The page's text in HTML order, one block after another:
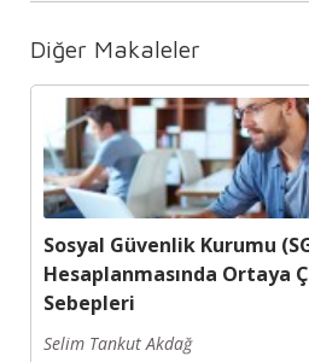
Diğer Makaleler
Sosyal Güvenlik Kurumu
Hesaplanmasında Ortaya
Sebepleri
Selim Tankut Akdağ